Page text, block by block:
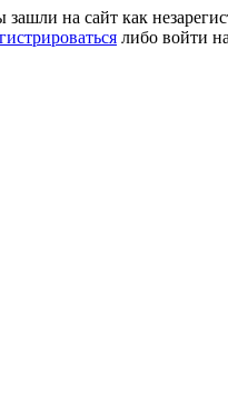
на сайт как
либо войти